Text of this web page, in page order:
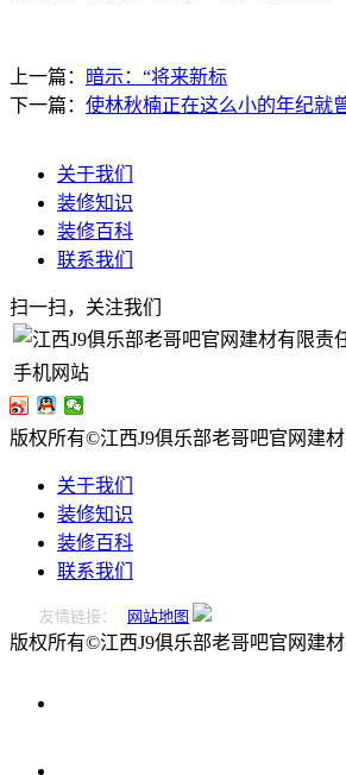
上一篇：
暗示：“将来新标
下一篇： 使林秋楠正在这么小的年纪就
关于我们
装修知识
装修百科
联系我们
扫一扫，关注我们
手机网站
版权所有©江西J9俱乐部老哥吧官网建
关于我们
装修知识
装修百科
联系我们
友情链接： 网站地图
版权所有©江西J9俱乐部老哥吧官网建